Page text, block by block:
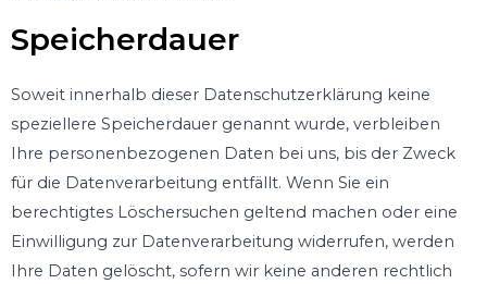
Speicherdauer
Soweit innerhalb dieser Datenschutzerklärung keine
speziellere Speicherdauer genannt wurde, verbleiben
Ihre personenbezogenen Daten bei uns, bis der Zweck
für die Datenverarbeitung entfällt. Wenn Sie ein
berechtigtes Löschersuchen geltend machen oder eine
Einwilligung zur Datenverarbeitung widerrufen, werden
Ihre Daten gelöscht, sofern wir keine anderen rechtlich